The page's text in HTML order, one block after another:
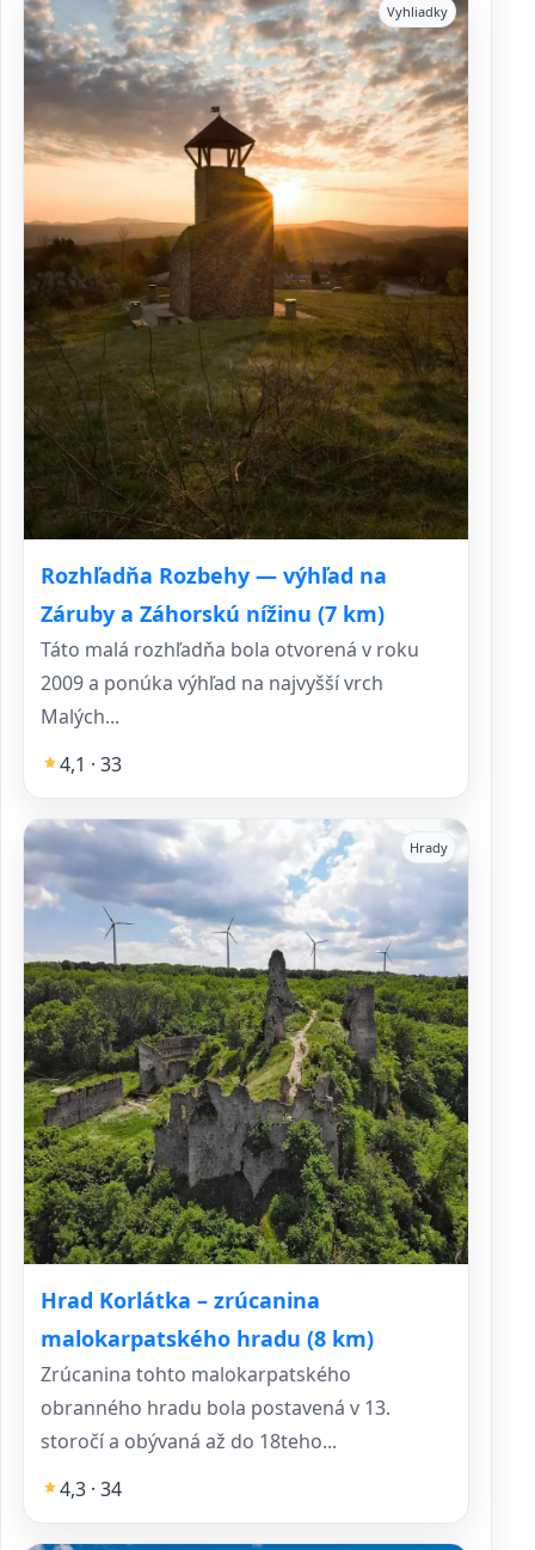
Rozhľadňa Rozbehy — výhľad na
Záruby a Záhorskú nížinu (7 km)
Vyhliadky
Táto malá rozhľadňa bola otvorená v roku
2009 a ponúka výhľad na najvyšší vrch
Malých...
4,1 · 33
Hrad Korlátka – zrúcanina
malokarpatského hradu (8 km)
Hrady
Zrúcanina tohto malokarpatského
obranného hradu bola postavená v 13.
storočí a obývaná až do 18teho...
4,3 · 34